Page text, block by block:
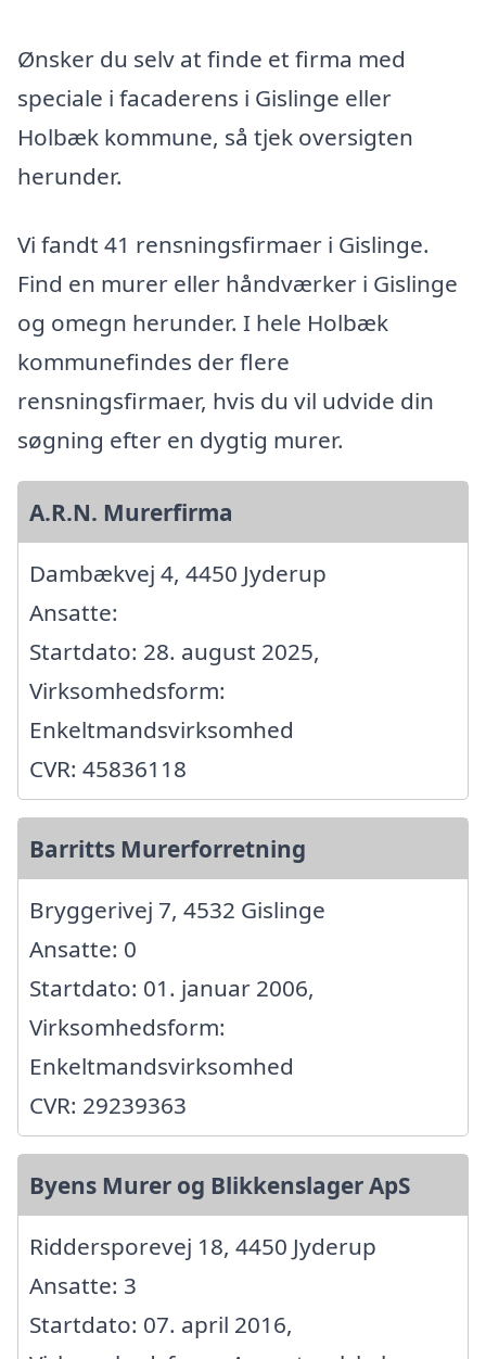
Ønsker du selv at finde et firma med
speciale i facaderens i Gislinge eller
Holbæk kommune, så tjek oversigten
herunder.
Vi fandt 41 rensningsfirmaer i Gislinge.
Find en murer eller håndværker i Gislinge
og omegn herunder. I hele Holbæk
kommunefindes der flere
rensningsfirmaer, hvis du vil udvide din
søgning efter en dygtig murer.
A.R.N. Murerfirma
Dambækvej 4, 4450 Jyderup
Ansatte:
Startdato: 28. august 2025,
Virksomhedsform:
Enkeltmandsvirksomhed
CVR: 45836118
Barritts Murerforretning
Bryggerivej 7, 4532 Gislinge
Ansatte: 0
Startdato: 01. januar 2006,
Virksomhedsform:
Enkeltmandsvirksomhed
CVR: 29239363
Byens Murer og Blikkenslager ApS
Riddersporevej 18, 4450 Jyderup
Ansatte: 3
Startdato: 07. april 2016,